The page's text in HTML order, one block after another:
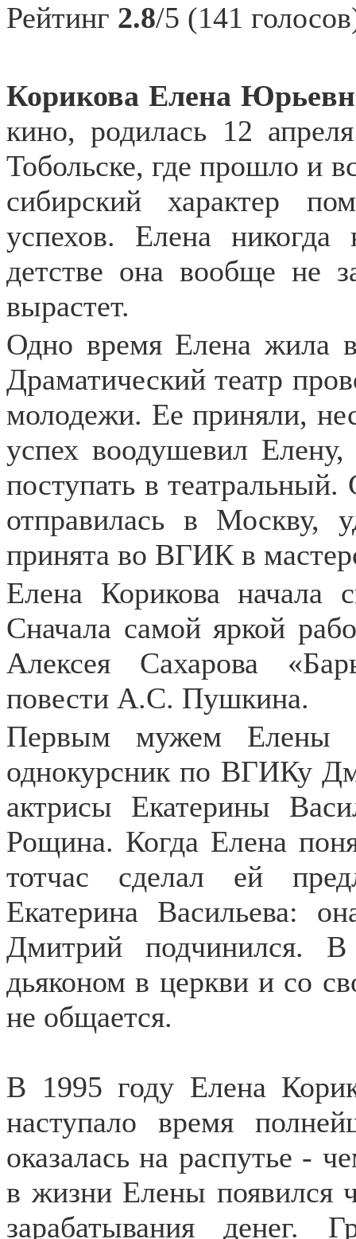
Рейтинг 2.8/5 (141
Корикова Елена
кино, родилась 12
Тобольске, где прошло и
сибирский характер
успехов. Елена
детстве она вообще не
вырастет.
Одно время Елена жила
Драматический театр
молодежи. Ее приняли,
успех воодушевил
поступать в
отправилась в Москву,
принята во ВГИК в
Елена Корикова начала
Сначала самой яркой
Алексея Сахарова
повести А.С. Пушкина.
Первым мужем Елены
однокурсник по ВГИКу
актрисы Екатерины
Рощина. Когда Елена
тотчас сделал ей
Екатерина Васильева:
Дмитрий подчинился.
дьяконом в церкви и со
не общается.
В 1995 году Елена
наступало время
оказалась на распутье -
в жизни Елены появился
зарабатывания